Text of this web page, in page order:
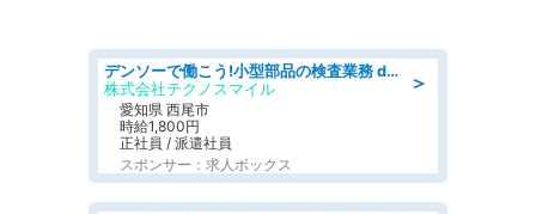
＞
デンソーで働こう!小型部品の検査業務 denso aichi
株式会社テクノスマイル
愛知県 西尾市
時給1,800円
正社員 / 派遣社員
スポンサー：求人ボックス